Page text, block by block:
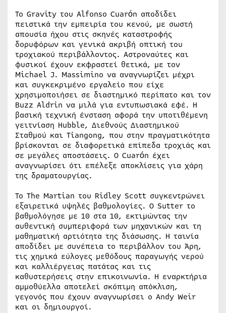
Το Gravity του Alfonso Cuarón αποδίδει
πειστικά την εμπειρία του κενού, με σωστή
απουσία ήχου στις σκηνές καταστροφής
δορυφόρων και γενικά ακριβή οπτική του
τροχιακού περιβάλλοντος. Αστροναύτες και
φυσικοί έχουν εκφραστεί θετικά, με τον
Michael J. Massimino να αναγνωρίζει μέχρι
και συγκεκριμένο εργαλείο που είχε
χρησιμοποιήσει σε διαστημικό περίπατο και τον
Buzz Aldrin να μιλά για εντυπωσιακά εφέ. Η
βασική τεχνική ένσταση αφορά την υποτιθέμενη
γειτνίαση Hubble, Διεθνούς Διαστημικού
Σταθμού και Tiangong, που στην πραγματικότητα
βρίσκονται σε διαφορετικά επίπεδα τροχιάς και
σε μεγάλες αποστάσεις. Ο Cuarón έχει
αναγνωρίσει ότι επέλεξε αποκλίσεις για χάρη
της δραματουργίας.
Το The Martian του Ridley Scott συγκεντρώνει
εξαιρετικά υψηλές βαθμολογίες. Ο Sutter το
βαθμολόγησε με 10 στα 10, εκτιμώντας την
αυθεντική συμπεριφορά των μηχανικών και τη
μαθηματική αρτιότητα της διάσωσης. Η ταινία
αποδίδει με συνέπεια το περιβάλλον του Άρη,
τις χημικά εύλογες μεθόδους παραγωγής νερού
και καλλιέργειας πατάτας και τις
καθυστερήσεις στην επικοινωνία. Η εναρκτήρια
αμμοθύελλα αποτελεί σκόπιμη απόκλιση,
γεγονός που έχουν αναγνωρίσει ο Andy Weir
και οι δημιουργοί.